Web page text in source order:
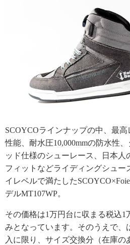
SCOYCOラインナップの中、最
性能、耐水圧10,000mmの防水性
ッド仕様のシューレース、日本人
フィットなどライディングシュー
イレベルで満たした
デルMT107WP。
その価格は1万円台に収まる税込1
みとなっています。そのうえで、
入に限り、サイズ交換分（在庫の